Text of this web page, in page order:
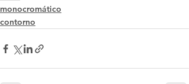
monocromático
contorno